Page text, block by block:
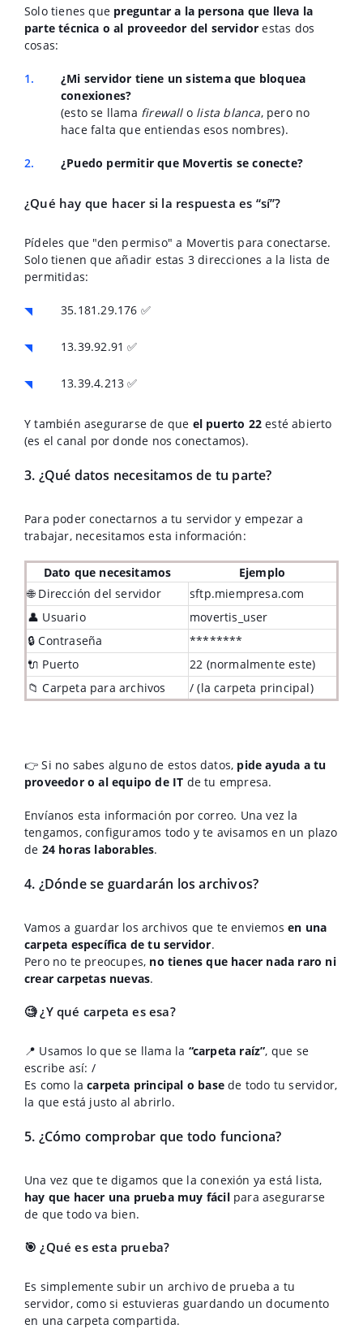
Solo tienes que preguntar a la persona que lleva la
parte técnica o al proveedor del servidor estas dos
cosas:
¿Mi servidor tiene un sistema que bloquea
conexiones?
(esto se llama firewallo lista blanca, pero no
hace falta que entiendas esos nombres).
¿Puedo permitir que Movertis se conecte?
¿Qué hay que hacer si la respuesta es “sí”?
Pídeles que "den permiso" a Movertis para conectarse.
Solo tienen que añadir estas 3 direcciones a la lista de
permitidas:
35.181.29.176 ✅
13.39.92.91 ✅
13.39.4.213 ✅
Y también asegurarse de que el puerto 22 esté abierto
(es el canal por donde nos conectamos).
3. ¿Qué datos necesitamos de tu parte?
Para poder conectarnos a tu servidor y empezar a
trabajar, necesitamos esta información:
Dato que necesitamos
Ejemplo
🌐 Dirección del servidor
sftp.miempresa.com
👤 Usuario
movertis_user
🔒 Contraseña
********
🔌 Puerto
22 (normalmente este)
📁 Carpeta para archivos
/ (la carpeta principal)
👉 Si no sabes alguno de estos datos, pide ayuda a tu
proveedor o al equipo de IT de tu empresa.
Envíanos esta información por correo. Una vez la
tengamos, configuramos todo y te avisamos en un plazo
de 24 horas laborables.
4. ¿Dónde se guardarán los archivos?
Vamos a guardar los archivos que te enviemos en una
carpeta específica de tu servidor.
Pero no te preocupes, no tienes que hacer nada raro ni
crear carpetas nuevas.
🧐 ¿Y qué carpeta es esa?
📍 Usamos lo que se llama la “carpeta raíz”, que se
escribe así: /
Es como lacarpeta principal o base de todo tu servidor,
la que está justo al abrirlo.
5. ¿Cómo comprobar que todo funciona?
Una vez que te digamos que la conexión ya está lista,
hay que hacer una prueba muy fácilpara asegurarse
de que todo va bien.
🎯 ¿Qué es esta prueba?
Es simplemente subir un archivo de prueba a tu
servidor, como si estuvieras guardando un documento
en una carpeta compartida.